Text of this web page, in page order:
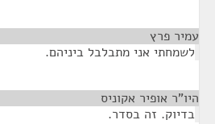
עמיר פרץ
לשמחתי אני מתבלבל ביניהם.
היו"ר אופיר אקוניס
בדיוק. זה בסדר.